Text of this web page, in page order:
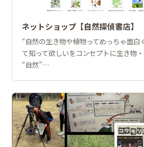
ネットショップ【自然探偵書店】
“自然の生き物や植物ってめっちゃ面白
て知って欲しいをコンセプトに生き物
“自然”…